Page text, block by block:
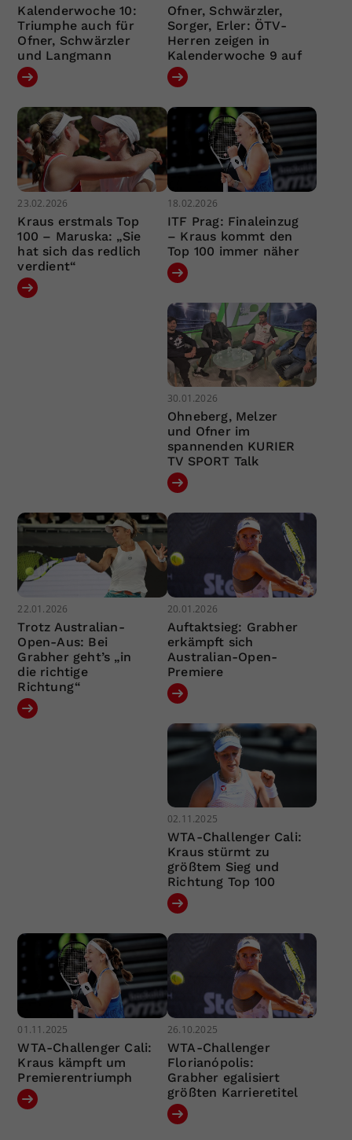
Kalenderwoche 10:
Triumphe auch für
Ofner, Schwärzler
und Langmann
Ofner, Schwärzler,
Sorger, Erler: ÖTV-
Herren zeigen in
Kalenderwoche 9 auf
23.02.2026
Kraus erstmals Top
100 – Maruska: „Sie
hat sich das redlich
verdient“
18.02.2026
ITF Prag: Finaleinzug
– Kraus kommt den
Top 100 immer näher
30.01.2026
Ohneberg, Melzer
und Ofner im
spannenden KURIER
TV SPORT Talk
22.01.2026
Trotz Australian-
Open-Aus: Bei
Grabher geht’s „in
die richtige
Richtung“
20.01.2026
Auftaktsieg: Grabher
erkämpft sich
Australian-Open-
Premiere
02.11.2025
WTA-Challenger Cali:
Kraus stürmt zu
größtem Sieg und
Richtung Top 100
01.11.2025
WTA-Challenger Cali:
Kraus kämpft um
Premierentriumph
26.10.2025
WTA-Challenger
Florianópolis:
Grabher egalisiert
größten Karrieretitel